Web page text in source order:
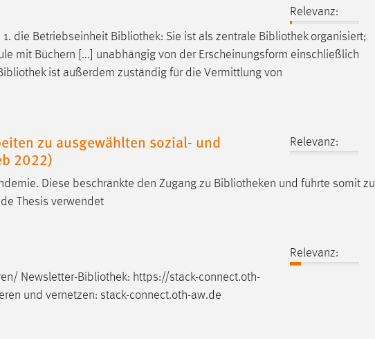
Relevanz:
1. die Betriebseinheit Bibliothek: Sie ist als zentrale Bibliothekorganisiert;
mit Büchern [...] unabhängig von der Erscheinungsform einschließlich
ist außerdem zuständig für die Vermittlung von
zu ausgewählten sozial- und
2022)
Relevanz:
Diese beschränkte den Zugang zu Bibliotheken und führte somit zu
Thesis verwendet
Relevanz:
Newsletter-Bibliothek: https://stack-connect.oth-
und vernetzen: stack-connect.oth-aw.de